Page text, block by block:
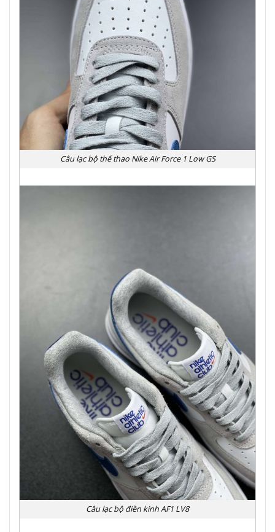
Câu lạc bộ thể thao Nike Air Force 1 Low GS
Câu lạc bộ điền kinh AF1 LV8